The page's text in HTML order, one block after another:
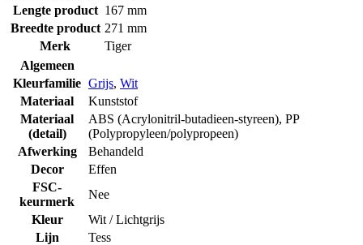
Lengte product 167 mm
Breedte product 271 mm
Merk
Tiger
Algemeen
Kleurfamilie Grijs, Wit
Materiaal
Kunststof
Materiaal
(detail)
ABS (Acrylonitril-butadieen-styreen), PP
(Polypropyleen/polypropeen)
Afwerking
Behandeld
Decor
Effen
FSC-
keurmerk
Nee
Kleur
Wit / Lichtgrijs
Lijn
Tess